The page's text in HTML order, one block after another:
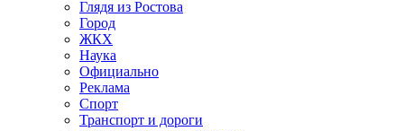
Глядя из Ростова
Город
ЖКХ
Наука
Официально
Реклама
Спорт
Транспорт и дороги